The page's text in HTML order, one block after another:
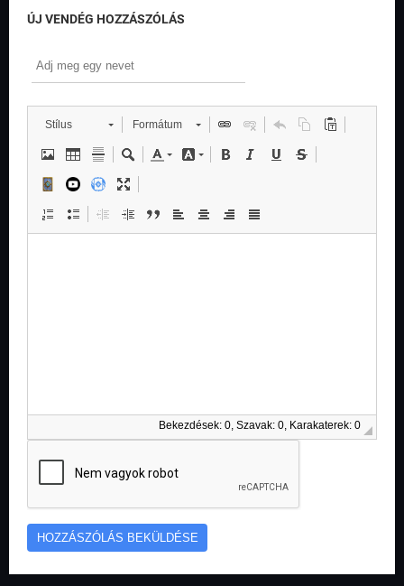
ÚJ VENDÉG HOZZÁSZÓLÁS
Stílus Formátum
Bekezdések: 0, Szavak: 0, Karakaterek: 0